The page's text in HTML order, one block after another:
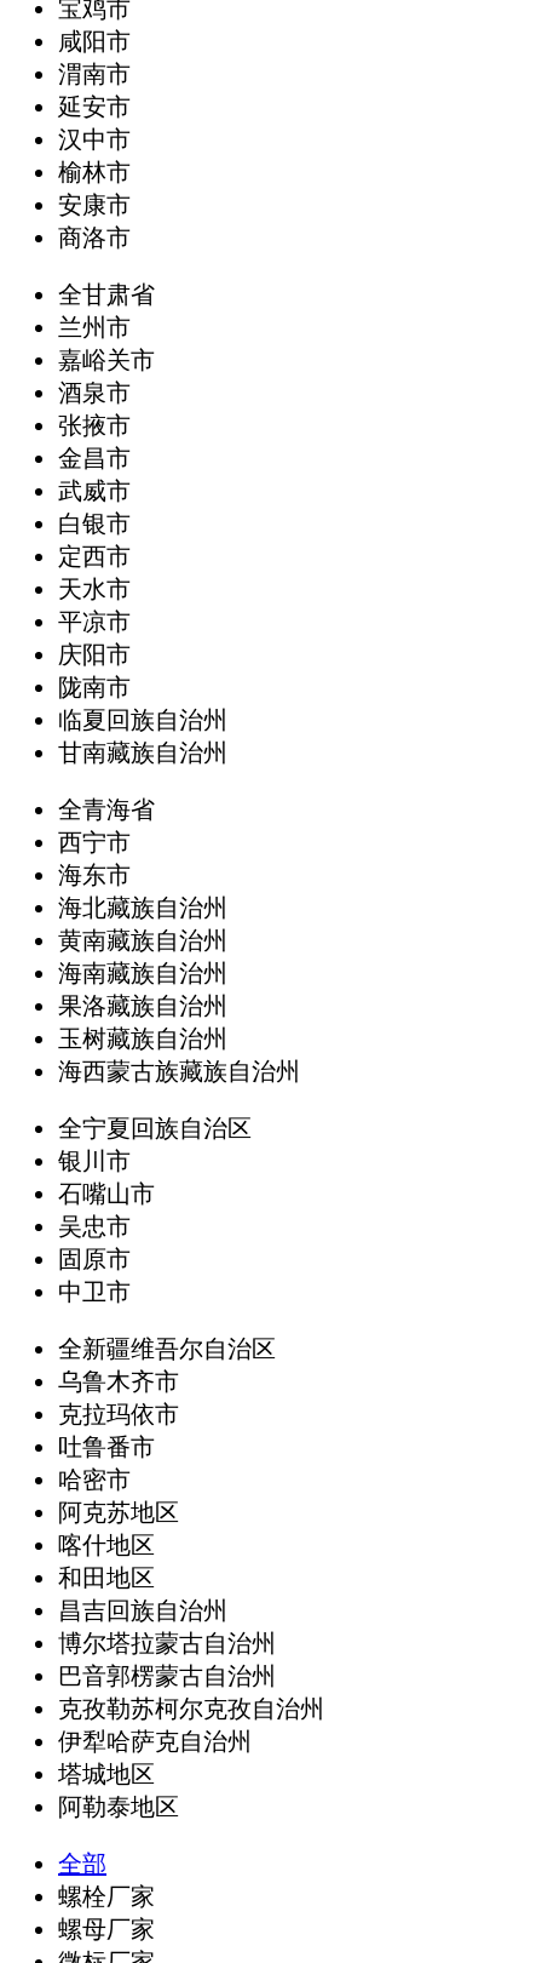
宝鸡市
咸阳市
渭南市
延安市
汉中市
榆林市
安康市
商洛市
全甘肃省
兰州市
嘉峪关市
酒泉市
张掖市
金昌市
武威市
白银市
定西市
天水市
平凉市
庆阳市
陇南市
临夏回族自治州
甘南藏族自治州
全青海省
西宁市
海东市
海北藏族自治州
黄南藏族自治州
海南藏族自治州
果洛藏族自治州
玉树藏族自治州
海西蒙古族藏族自治州
全宁夏回族自治区
银川市
石嘴山市
吴忠市
固原市
中卫市
全新疆维吾尔自治区
乌鲁木齐市
克拉玛依市
吐鲁番市
哈密市
阿克苏地区
喀什地区
和田地区
昌吉回族自治州
博尔塔拉蒙古自治州
巴音郭楞蒙古自治州
克孜勒苏柯尔克孜自治州
伊犁哈萨克自治州
塔城地区
阿勒泰地区
全部
螺栓厂家
螺母厂家